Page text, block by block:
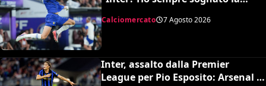
Premier League e il Chelsea”
Calciomercato 7 Agosto 2026
Inter, assalto dalla Premier
League per Pio Esposito: Arsenal e